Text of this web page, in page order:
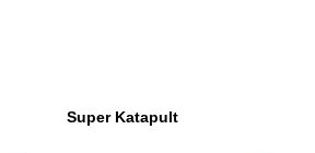
Super Katapult